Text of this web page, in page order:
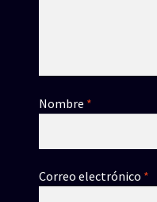
Nombre *
Correo electrónico *